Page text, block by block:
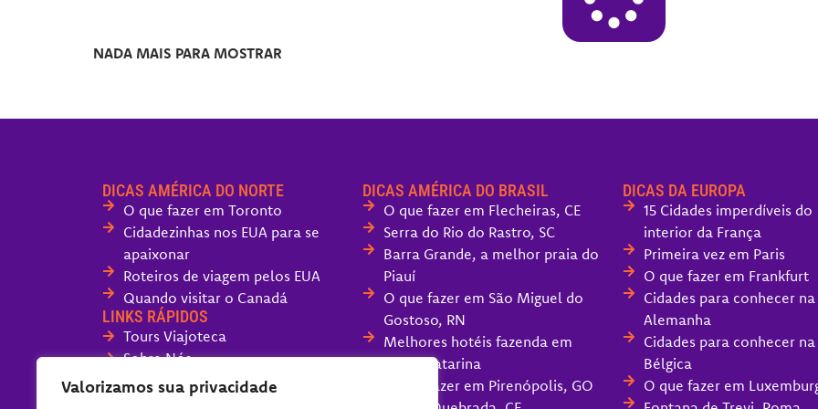
Valorizamos sua privacidade
NADA MAIS PARA MOSTRAR
DICAS AMÉRICA DO NORTE
O que fazer em Toronto
Cidadezinhas nos EUA para se
apaixonar
Roteiros de viagem pelos EUA
Quando visitar o Canadá
LINKS RÁPIDOS
Tours Viajoteca
Sobre Nós
Fale com o Viajoteca
Políticas do Blog
DICAS AMÉRICA DO BRASIL
O que fazer em Flecheiras, CE
Serra do Rio do Rastro, SC
Barra Grande, a melhor praia do
Piauí
O que fazer em São Miguel do
Gostoso, RN
Melhores hotéis fazenda em
Santa Catarina
O que fazer em Pirenópolis, GO
DICAS DA EUROPA
15 Cidades imperdíveis do
interior da França
Primeira vez em Paris
O que fazer em Frankfurt
Cidades para conhecer na
Alemanha
Cidades para conhecer na
Bélgica
O que fazer em